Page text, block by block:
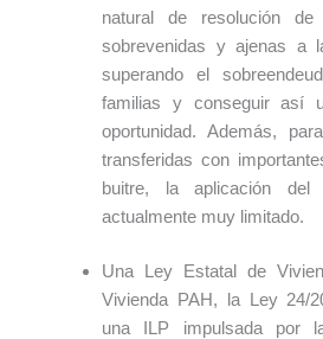
natural de resolución
sobrevenidas y ajenas a
superando el
familias y conseguir así
oportunidad. Además,
transferidas con
buitre, la aplicación del
actualmente muy limitado.
Una Ley Estatal de
Vivienda PAH, la Ley 24/
una ILP impulsada por